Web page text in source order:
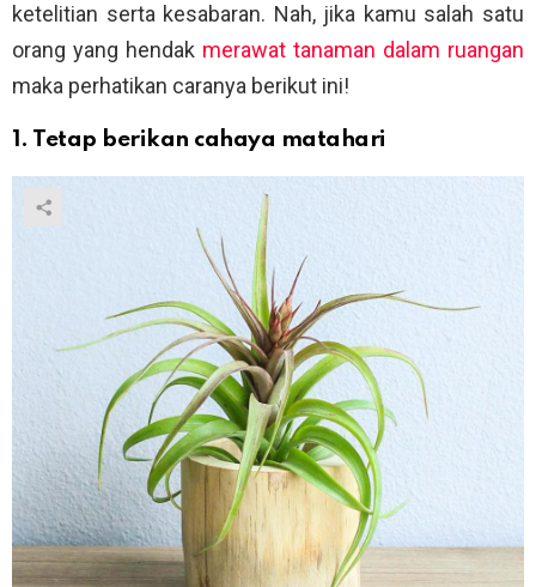
ketelitian serta kesabaran. Nah, jika kamu salah satu
orang yang hendak merawat tanaman dalam ruangan
maka perhatikan caranya berikut ini!
1. Tetap berikan cahaya matahari